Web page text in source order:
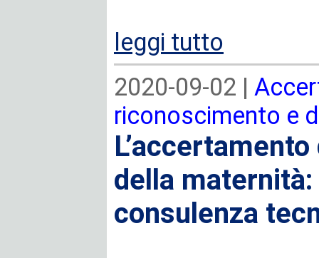
leggi tutto
2020-09-02 |
riconoscimento e
della
consulenza